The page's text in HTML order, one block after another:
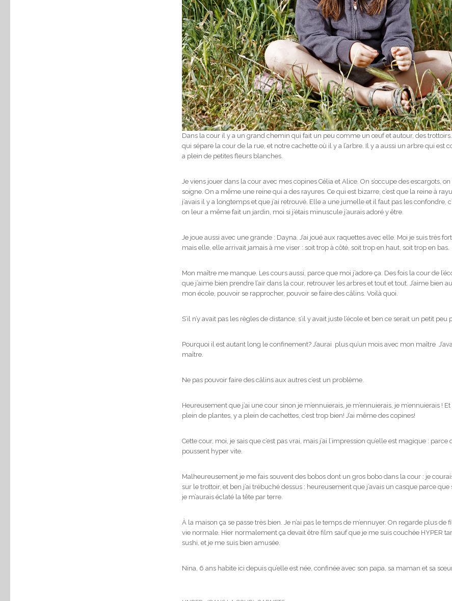
Dans la cour il y a un grand chemin qui fait un peu comme un œuf et autour, des
qui sépare la cour de la rue, et notre cachette où il y a l’arbre. Il y a aussi un arbre qui est
a plein de petites fleurs blanches.
Je viens jouer dans la cour avec mes copines Célia et Alice. On s’occupe des escargots,
soigne. On a même une reine qui a des rayures. Ce qui est bizarre, c’est que la reine à
j’avais il y a longtemps et que j’ai retrouvé. Elle a une jumelle et il faut pas les confondre,
on leur a même fait un jardin, moi si j’étais minuscule j’aurais adoré y être.
Je joue aussi avec une grande : Dayna. J’ai joué aux raquettes avec elle. Moi je suis très
mais elle, elle arrivait jamais à me viser : soit trop à côté, soit trop en haut, soit trop en bas.
Mon maître me manque. Les cours aussi, parce que moi j’adore ça. Des fois la cour de
que j’aime bien prendre l’air dans la cour, retrouver les arbres et tout et tout. J’aime bien
mon école, pouvoir se rapprocher, pouvoir se faire des câlins. Voilà quoi.
S’il n’y avait pas les règles de distance, s’il y avait juste l’école et ben ce serait un petit peu
Pourquoi il est autant long le confinement? J’aurai plus qu’un mois avec mon maître
maître.
Ne pas pouvoir faire des câlins aux autres c’est un problème.
Heureusement que j’ai une cour sinon je m’ennuierais, je m’ennuierais, je m’ennuierais !
plein de plantes, y a plein de cachettes, c’est trop bien! J’ai même des copines!
Cette cour, moi, je sais que c’est pas vrai, mais j’ai l’impression qu’elle est magique :
poussent hyper vite.
Malheureusement je me fais souvent des bobos dont un gros bobo dans la cour : je
sur le trottoir, et ben j’ai trébuché dessus : heureusement que j’avais un casque parce
je m’aurais éclaté la tête par terre.
À la maison ça se passe très bien. Je n’ai pas le temps de m’ennuyer. On regarde plus de
vie normale. Hier normalement ça devait être film sauf que je me suis couchée HYPER
sushi, et je me suis bien amusée.
Nina, 6 ans habite ici depuis qu’elle est née, confinée avec son papa, sa maman et sa